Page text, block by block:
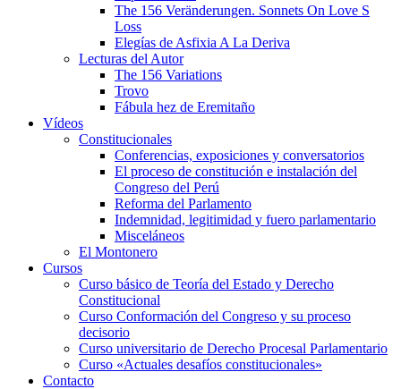
The 156 Veränderungen. Sonnets On Love S
Loss
Elegías de Asfixia A La Deriva
Lecturas del Autor
The 156 Variations
Trovo
Fábula hez de Eremitaño
Vídeos
Constitucionales
Conferencias, exposiciones y conversatorios
El proceso de constitución e instalación del
Congreso del Perú
Reforma del Parlamento
Indemnidad, legitimidad y fuero parlamentario
Misceláneos
El Montonero
Cursos
Curso básico de Teoría del Estado y Derecho
Constitucional
Curso Conformación del Congreso y su proceso
decisorio
Curso universitario de Derecho Procesal Parlamentario
Curso «Actuales desafíos constitucionales»
Contacto